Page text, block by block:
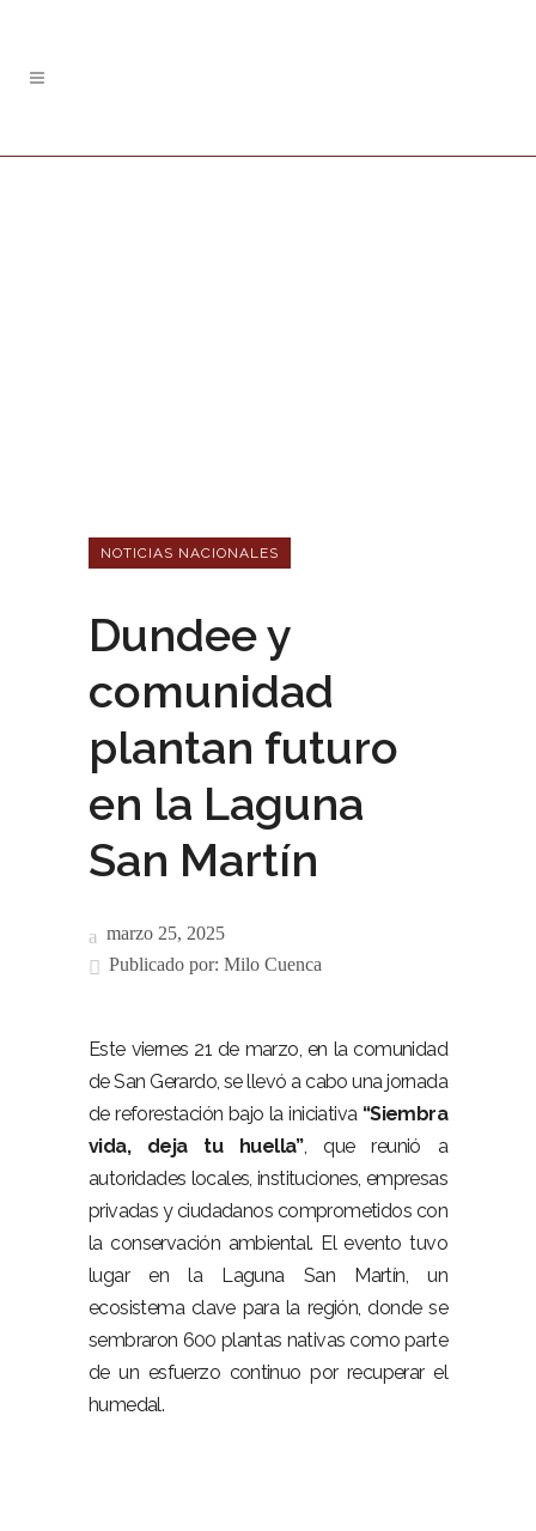
NOTICIAS NACIONALES
Dundee y
comunidad
plantan futuro
en la Laguna
San Martín
marzo 25, 2025
Publicado por: Milo Cuenca
Este viernes 21 de marzo, en la comunidad
de San Gerardo, se llevó a cabo una jornada
de reforestación bajo la iniciativa “Siembra
vida, deja tu huella”, que reunió a
autoridades locales, instituciones, empresas
privadas y ciudadanos comprometidos con
la conservación ambiental. El evento tuvo
lugar en la Laguna San Martín, un
ecosistema clave para la región, donde se
sembraron 600 plantas nativas como parte
de un esfuerzo continuo por recuperar el
humedal.